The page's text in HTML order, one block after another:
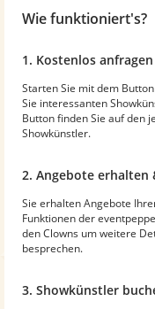
Wie funktioniert's?
1. Kostenlos anfragen
Starten Sie mit dem
Sie interessanten
Button finden Sie auf den
Showkünstler.
2. Angebote erhalten
Sie erhalten Angebote
Funktionen der
den Clowns um weitere
besprechen.
3. Showkünstler